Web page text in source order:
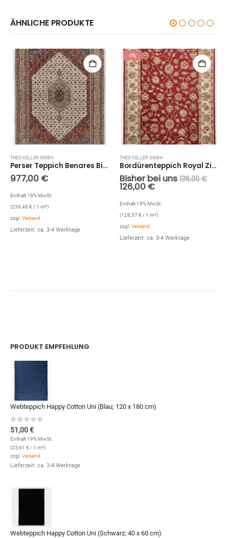
ÄHNLICHE PRODUKTE
THEO KELLER GMBH
Perser Teppich Benares Bidjar (Beige; 170 x 240 cm)
977,00 €
Enthält 19% MwSt.
(239,46 € / 1 m²)
zzgl. Versand
Lieferzeit: ca. 3-4 Werktage
-7%
THEO KELLER GMBH
Bordürenteppich Royal Ziegler 503 (Cream Rot; 70 x 140 cm)
Bisher bei uns 136,00€
126,00 €
Enthält 19% MwSt.
(128,57 € / 1 m²)
zzgl. Versand
Lieferzeit: ca. 3-4 Werktage
PRODUKT EMPFEHLUNG
Webteppich Happy Cotton Uni (Blau; 120 x 180 cm)
0out of 5
51,00€
Enthält 19% MwSt.
(23,61 € / 1 m²)
zzgl. Versand
Lieferzeit: ca. 3-4 Werktage
Webteppich Happy Cotton Uni (Schwarz; 40 x 60 cm)